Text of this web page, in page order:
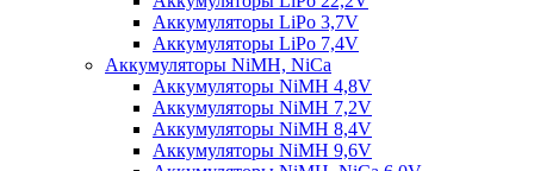
Аккумуляторы LiPo 3,7V
Аккумуляторы LiPo 7,4V
Аккумуляторы NiMH, NiCa
Аккумуляторы NiMH 4,8V
Аккумуляторы NiMH 7,2V
Аккумуляторы NiMH 8,4V
Аккумуляторы NiMH 9,6V